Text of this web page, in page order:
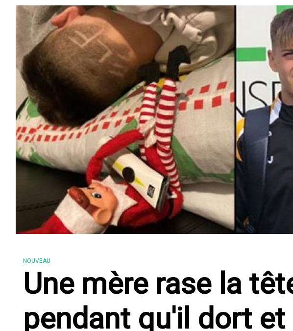
NOUVEAU
Une mère rase la
pendant qu'il dort